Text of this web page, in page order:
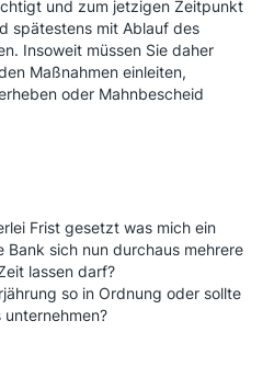
und damit nach Art einer
zur pauschalierten
geltend macht.
können wir eine
Hauses hinsichtlich der ver
sehr überzeugend, oder ?
will nun keine
das Darlehn mit dem
Zusammenhang steht und
und zum jetzigen Zeitpunkt
spätestens mit Ablauf des
Insoweit müssen Sie daher
Maßnahmen einleiten,
oder Mahnbescheid
Frist gesetzt was mich ein
sich nun durchaus mehrere
lassen darf?
so in Ordnung oder sollte